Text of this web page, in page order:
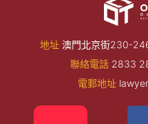
地址 澳門北京街230-
聯絡電話 2833
電郵地址